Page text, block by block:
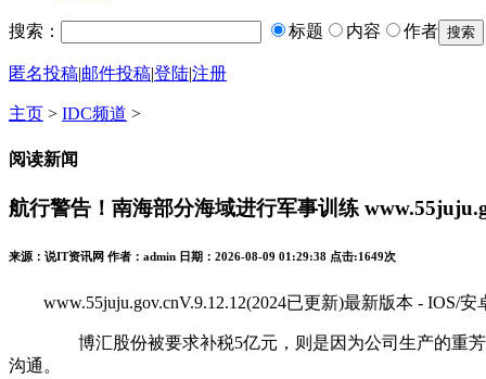
搜索： 标题 内容 作者
匿名投稿|邮件投稿|登陆|注册
主页 > IDC频道 >
阅读新闻
航行警告！南海部分海域进行军事训练
来源：说IT资讯网 作者：admin 日期：2026-08-09 01:29:38 点击:1649次
www.55juju.gov.cnV.9.12.12(2024已更新)最新版本 - IOS/安
博汇股份被要求补税5亿元，则是因为公司生产的重芳烃
沟通。